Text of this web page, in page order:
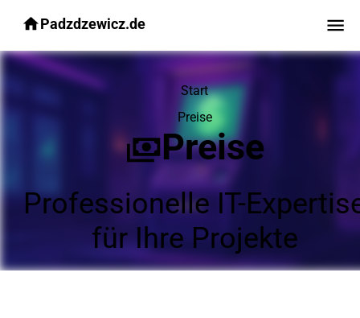
Padzdzewicz.de
Start
Preise
Preise
Professionelle IT-
für Ihre Projekte